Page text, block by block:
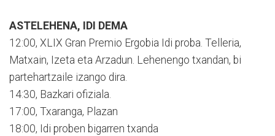
ASTELEHENA, IDI DEMA
12:00, XLIX Gran Premio Ergobia Idi proba. Telleria,
Matxain, Izeta eta Arzadun. Lehenengo txandan, bi
partehartzaile izango dira.
14:30, Bazkari ofiziala.
17:00, Txaranga, Plazan
18:00, Idi proben bigarren txanda